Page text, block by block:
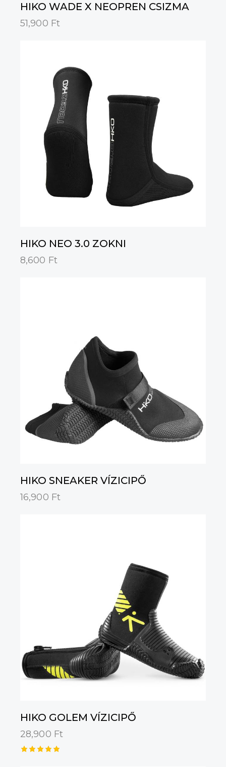
HIKO WADE X NEOPREN CSIZMA
51,900 Ft
HIKO NEO 3.0 ZOKNI
8,600 Ft
HIKO SNEAKER VÍZICIPŐ
16,900 Ft
HIKO GOLEM VÍZICIPŐ
28,900 Ft